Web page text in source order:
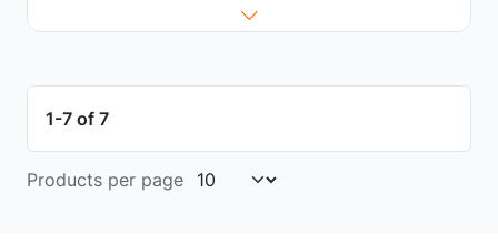
1-7 of 7
Products per page